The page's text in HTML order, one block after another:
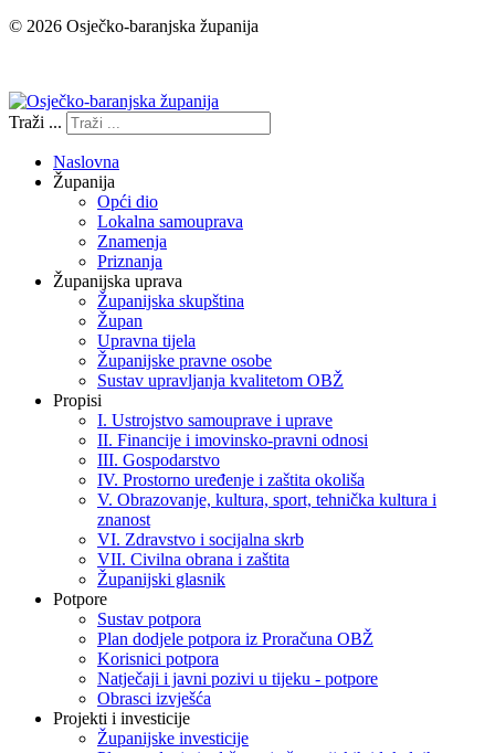
© 2026 Osječko-baranjska županija
Traži ...
Naslovna
Županija
Opći dio
Lokalna samouprava
Znamenja
Priznanja
Županijska uprava
Županijska skupština
Župan
Upravna tijela
Županijske pravne osobe
Sustav upravljanja kvalitetom OBŽ
Propisi
I. Ustrojstvo samouprave i uprave
II. Financije i imovinsko-pravni odnosi
III. Gospodarstvo
IV. Prostorno uređenje i zaštita okoliša
V. Obrazovanje, kultura, sport, tehnička kultura i
znanost
VI. Zdravstvo i socijalna skrb
VII. Civilna obrana i zaštita
Županijski glasnik
Potpore
Sustav potpora
Plan dodjele potpora iz Proračuna OBŽ
Korisnici potpora
Natječaji i javni pozivi u tijeku - potpore
Obrasci izvješća
Projekti i investicije
Županijske investicije